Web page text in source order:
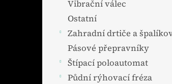
Vibrační válec
Ostatní
Zahradní drtiče a
Pásové přepravníky
Štípací poloautomat
Půdní rýhovací fréza